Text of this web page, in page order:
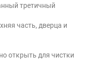
третичный
часть, дверца и
открыть для чистки